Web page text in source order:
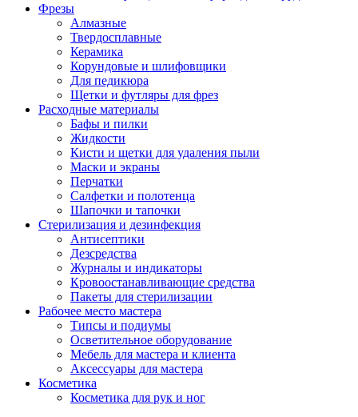
Фрезы
Алмазные
Твердосплавные
Керамика
Корундовые и шлифовщики
Для педикюра
Щетки и футляры для фрез
Расходные материалы
Бафы и пилки
Жидкости
Кисти и щетки для удаления пыли
Маски и экраны
Перчатки
Салфетки и полотенца
Шапочки и тапочки
Стерилизация и дезинфекция
Антисептики
Дезсредства
Журналы и индикаторы
Кровоостанавливающие средства
Пакеты для стерилизации
Рабочее место мастера
Типсы и подиумы
Осветительное оборудование
Мебель для мастера и клиента
Аксессуары для мастера
Косметика
Косметика для рук и ног